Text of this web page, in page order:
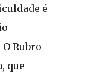
é
Rubro
que